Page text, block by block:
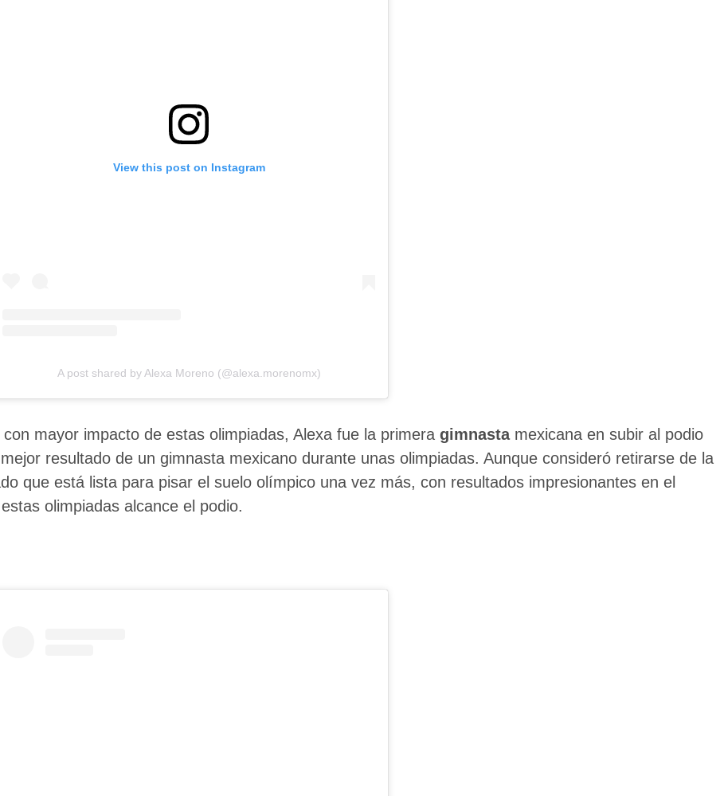
View this post on Instagram
A post shared by Alexa Moreno (@alexa.morenomx)
mayor impacto de estas olimpiadas, Alexa fue la primera gimnastamexicana en subir al podio
resultado de un gimnasta mexicano durante unas olimpiadas. Aunque consideró retirarse de la
que está lista para pisar el suelo olímpico una vez más, con resultados impresionantes en el
olimpiadas alcance el podio.